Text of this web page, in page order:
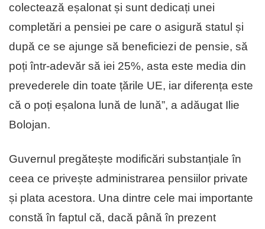
colectează eșalonat și sunt dedicați unei
completări a pensiei pe care o asigură statul și
după ce se ajunge să beneficiezi de pensie, să
poți într-adevăr să iei 25%, asta este media din
prevederele din toate țările UE, iar diferența este
că o poți eșalona lună de lună”, a adăugat Ilie
Bolojan.
Guvernul pregătește modificări substanțiale în
ceea ce privește administrarea pensiilor private
și plata acestora. Una dintre cele mai importante
constă în faptul că, dacă până în prezent